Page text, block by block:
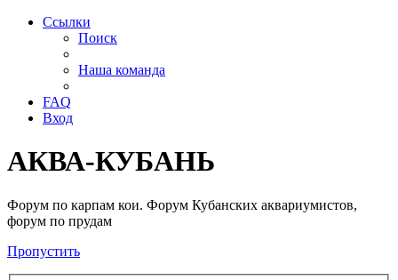
Ссылки
Поиск
Наша команда
FAQ
Вход
АКВА-КУБАНЬ
Форум по карпам кои. Форум Кубанских аквариумистов,
форум по прудам
Пропустить